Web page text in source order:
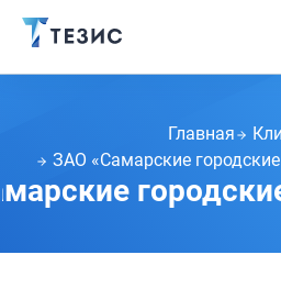
Главная
ЗАО «Самарские городские